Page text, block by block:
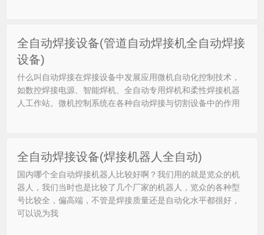
全自动焊接设备(管道自动焊接机全自动焊接
设备)
什么叫自动焊接在焊接设备中发展应用微机自动化控制技术，
如数控焊接电源、智能焊机、全自动专用焊机和柔性焊接机器
人工作站。微机控制系统在各种自动焊接与切割设备中的作用
全自动焊接设备(焊接机器人全自动)
国内哪个全自动焊接机器人比较好啊？我们用的就是览众的机
器人，我们当时也是比较了几个厂家的机器人，览众的各种型
号比较全，偏高端，不管是焊接质量还是自动化水平都很好，
可以说为我